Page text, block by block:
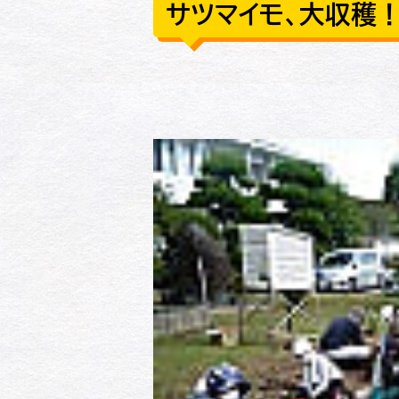
サツマイモ、大収穫